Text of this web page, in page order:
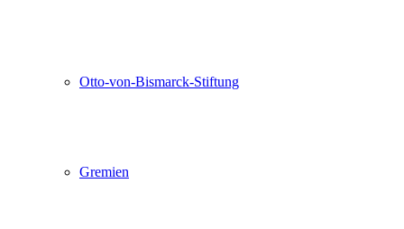
Otto-von-Bismarck-Stiftung
Gremien